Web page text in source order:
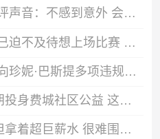
杰伦·布朗谈休赛期批评声音：不感到意外 会专注于应该专注的事
扎伊尔·威廉姆斯：我已迫不及待想上场比赛 愿盯防对手核心
TA：19年夏小卡团队向珍妮·巴斯提多项违规激励要求 但都被拒绝
马克西：我会协助布朗投身费城社区公益 这座城市会很欢迎他
媒体人：布朗很优秀但拿着超巨薪水 很难围绕这样的合同构建阵容